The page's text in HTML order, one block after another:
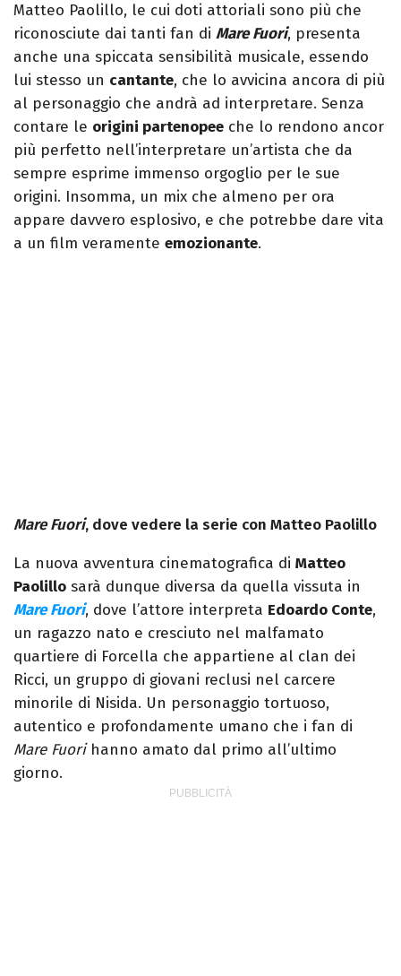
Matteo Paolillo, le cui doti attoriali sono più che
riconosciute dai tanti fan di Mare Fuori, presenta
anche una spiccata sensibilità musicale, essendo
lui stesso un cantante, che lo avvicina ancora di più
al personaggio che andrà ad interpretare. Senza
contare le origini partenopee che lo rendono ancor
più perfetto nell’interpretare un’artista che da
sempre esprime immenso orgoglio per le sue
origini. Insomma, un mix che almeno per ora
appare davvero esplosivo, e che potrebbe dare vita
a un film veramente emozionante.
Mare Fuori, dove vedere la serie con Matteo Paolillo
La nuova avventura cinematografica di Matteo
Paolillo sarà dunque diversa da quella vissuta in
Mare Fuori, dove l’attore interpreta Edoardo Conte,
un ragazzo nato e cresciuto nel malfamato
quartiere di Forcella che appartiene al clan dei
Ricci, un gruppo di giovani reclusi nel carcere
minorile di Nisida. Un personaggio tortuoso,
autentico e profondamente umano che i fan di
Mare Fuorihanno amato dal primo all’ultimo
giorno.